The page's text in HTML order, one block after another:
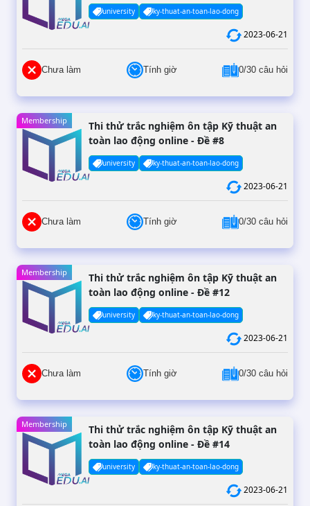
university ky-thuat-an-toan-lao-dong
2023-06-21
Chưa làm Tính giờ 0/30 câu hỏi
Membership
Thi thử trắc nghiệm ôn tập Kỹ thuật an
toàn lao động online - Đề #8
university ky-thuat-an-toan-lao-dong
2023-06-21
Chưa làm Tính giờ 0/30 câu hỏi
Membership
Thi thử trắc nghiệm ôn tập Kỹ thuật an
toàn lao động online - Đề #12
university ky-thuat-an-toan-lao-dong
2023-06-21
Chưa làm Tính giờ 0/30 câu hỏi
Membership
Thi thử trắc nghiệm ôn tập Kỹ thuật an
toàn lao động online - Đề #14
university ky-thuat-an-toan-lao-dong
2023-06-21